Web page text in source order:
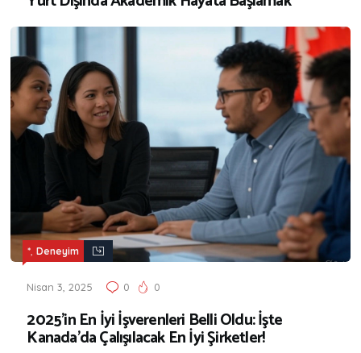
*,Deneyim
Nisan 3, 2025 0 0
2025’in En İyi İşverenleri Belli Oldu: İşte
Kanada’da Çalışılacak En İyi Şirketler!